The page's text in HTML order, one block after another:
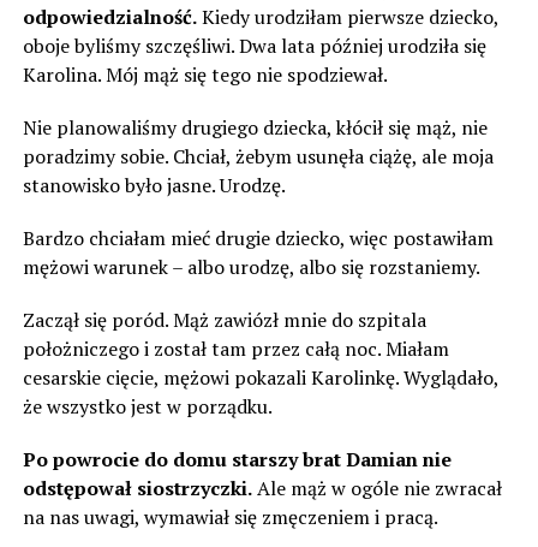
odpowiedzialność.Kiedy urodziłam pierwsze dziecko,
oboje byliśmy szczęśliwi. Dwa lata później urodziła się
Karolina. Mój mąż się tego nie spodziewał.
Nie planowaliśmy drugiego dziecka, kłócił się mąż, nie
poradzimy sobie. Chciał, żebym usunęła ciążę, ale moja
stanowisko było jasne. Urodzę.
Bardzo chciałam mieć drugie dziecko, więc postawiłam
mężowi warunek – albo urodzę, albo się rozstaniemy.
Zaczął się poród. Mąż zawiózł mnie do szpitala
położniczego i został tam przez całą noc. Miałam
cesarskie cięcie, mężowi pokazali Karolinkę. Wyglądało,
że wszystko jest w porządku.
Po powrocie do domu starszy brat Damian nie
odstępował siostrzyczki.Ale mąż w ogóle nie zwracał
na nas uwagi, wymawiał się zmęczeniem i pracą.